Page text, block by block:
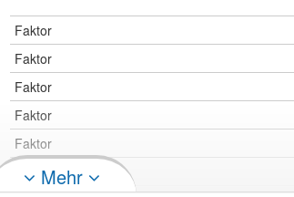
Faktor
Faktor
Faktor
Faktor
Faktor
FaktorMehr